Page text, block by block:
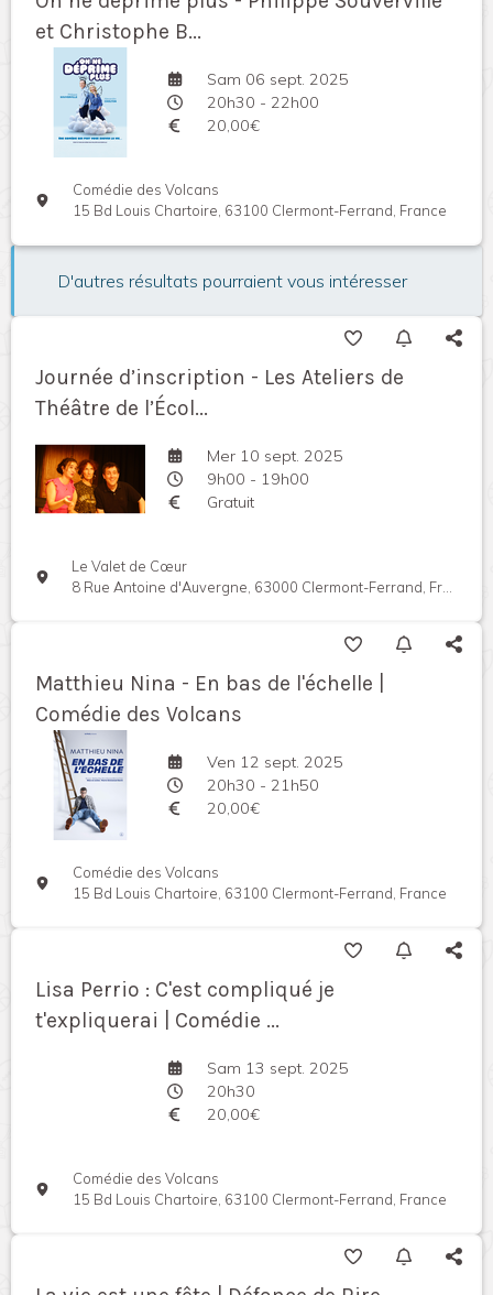
et Christophe B...
Sam 06 sept. 2025
20h30 - 22h00
20,00€
Comédie des Volcans
15 Bd Louis Chartoire, 63100 Clermont-Ferrand, France
D'autres résultats pourraient vous intéresser
Journée d’inscription - Les Ateliers de
Théâtre de l’Écol...
Mer 10 sept. 2025
9h00 - 19h00
Gratuit
Le Valet de Cœur
8 Rue Antoine d'Auvergne, 63000 Clermont-Ferrand, France
Matthieu Nina - En bas de l'échelle |
Comédie des Volcans
Ven 12 sept. 2025
20h30 - 21h50
20,00€
Comédie des Volcans
15 Bd Louis Chartoire, 63100 Clermont-Ferrand, France
Lisa Perrio : C'est compliqué je
t'expliquerai | Comédie ...
Sam 13 sept. 2025
20h30
20,00€
Comédie des Volcans
15 Bd Louis Chartoire, 63100 Clermont-Ferrand, France